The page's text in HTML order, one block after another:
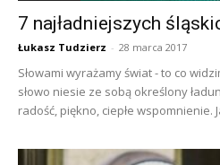
7 najładniejszych
Łukasz Tudzierz - 28 marca 2017
Słowami wyrażamy świat - to co
słowo niesie ze sobą określony
radość, piękno, ciepłe wspomnienie.